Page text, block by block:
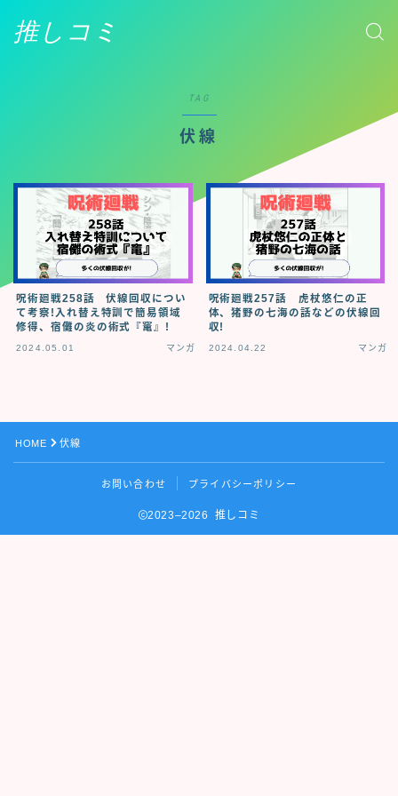
推しコミ
TAG
伏線
呪術廻戦258話 伏線回収につい
て考察!入れ替え特訓で簡易領域
修得、宿儺の炎の術式『竃』!
2024.05.01 マンガ
呪術廻戦257話 虎杖悠仁の正
体、猪野の七海の話などの伏線回
収!
2024.04.22 マンガ
HOME 伏線
お問い合わせ プライバシーポリシー
2023–2026 推しコミ